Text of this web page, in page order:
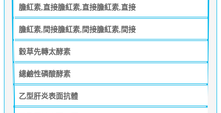
膽紅素,直接膽紅素,直接膽紅素,直接
膽紅素,間接膽紅素,間接膽紅素,間接
穀草先轉太酵素
總鹼性磷酸酵素
乙型肝炎表面抗體